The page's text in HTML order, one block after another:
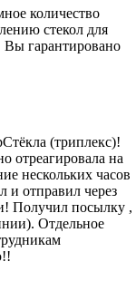
количество
стекол для
Вы гарантировано
(триплекс)!
отреагировала на
нескольких часов
и отправил через
Получил посылку ,
Отдельное